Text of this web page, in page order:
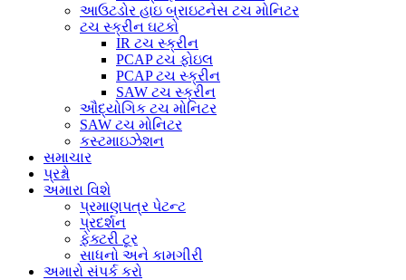
આઉટડોર હાઇ બ્રાઇટનેસ ટચ મોનિટર
ટચ સ્ક્રીન ઘટકો
IR ટચ સ્ક્રીન
PCAP ટચ ફોઇલ
PCAP ટચ સ્ક્રીન
SAW ટચ સ્ક્રીન
ઔદ્યોગિક ટચ મોનિટર
SAW ટચ મોનિટર
કસ્ટમાઇઝેશન
સમાચાર
પ્રશ્નો
અમારા વિશે
પ્રમાણપત્ર પેટન્ટ
પ્રદર્શન
ફેક્ટરી ટૂર
સાધનો અને કામગીરી
અમારો સંપર્ક કરો